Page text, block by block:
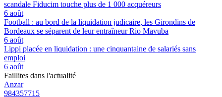
scandale Fiducim touche plus de 1 000 acquéreurs
6 août
Football : au bord de la liquidation judicaire, les Girondins de
Bordeaux se séparent de leur entraîneur Rio Mavuba
6 août
Lippi placée en liquidation : une cinquantaine de salariés sans
emploi
6 août
Faillites dans l'actualité
Anzar
984357715